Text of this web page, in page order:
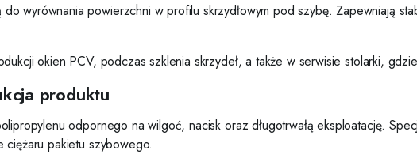
do wyrównania powierzchni w profilu skrzydłowym pod szybę. Zapewniają
okien PCV, podczas szklenia skrzydeł, a także w serwisie stolarki,
produktu
odpornego na wilgoć, nacisk oraz długotrwałą eksploatację.
ciężaru pakietu szybowego.